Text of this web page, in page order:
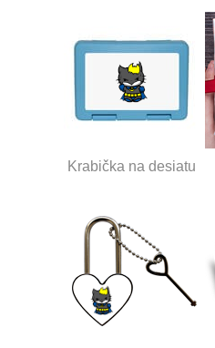
Krabička na desiatu